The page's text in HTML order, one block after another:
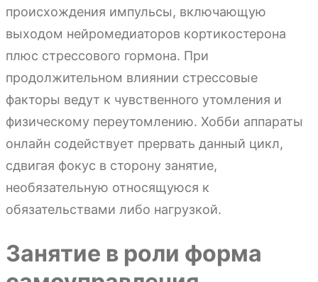
происхождения импульсы, включающую
выходом нейромедиаторов кортикостерона
плюс стрессового гормона. При
продолжительном влиянии стрессовые
факторы ведут к чувственного утомления и
физическому переутомлению. Хобби аппараты
онлайн содействует прервать данный цикл,
сдвигая фокус в сторону занятие,
необязательную относящуюся к
обязательствами либо нагрузкой.
Занятие в роли форма